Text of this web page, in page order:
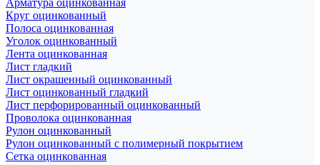
Арматура оцинкованная
Круг оцинкованный
Полоса оцинкованная
Уголок оцинкованный
Лента оцинкованная
Лист гладкий
Лист окрашенный оцинкованный
Лист оцинкованный гладкий
Лист перфорированный оцинкованный
Проволока оцинкованная
Рулон оцинкованный
Рулон оцинкованный с полимерный покрытием
Сетка оцинкованная